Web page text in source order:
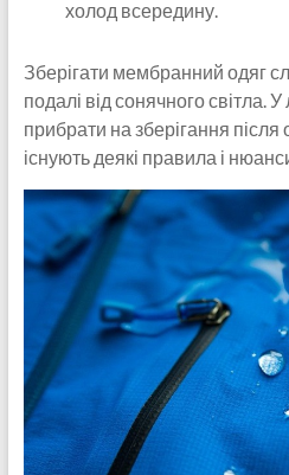
холод всередину.
Зберігати мембранний одяг
подалі від сонячного світла.
прибрати на зберігання
існують деякі правила і